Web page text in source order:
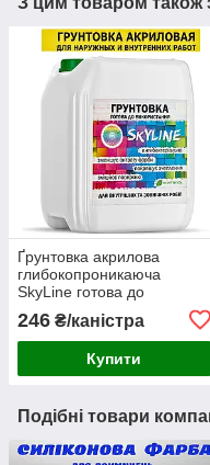
Ґрунтовка акрилова
глибокопроникаюча
SkyLine готова до
246 ₴/каністра
Купити
Подібні товари